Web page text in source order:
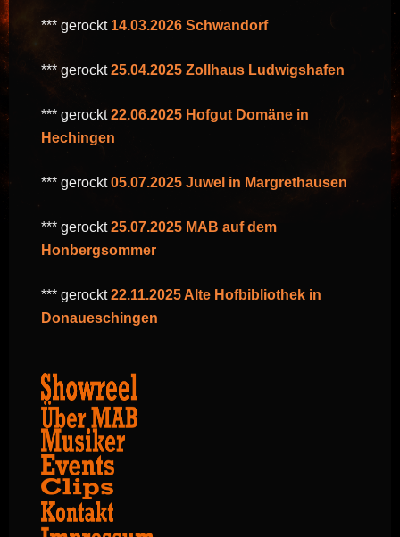
*** gerockt 14.03.2026 Schwandorf
*** gerockt25.04.2025 Zollhaus Ludwigshafen
*** gerockt22.06.2025 Hofgut Domäne in
Hechingen
*** gerockt05.07.2025 Juwel in Margrethausen
*** gerockt25.07.2025 MAB auf dem
Honbergsommer
*** gerockt22.11.2025 Alte Hofbibliothek in
Donaueschingen